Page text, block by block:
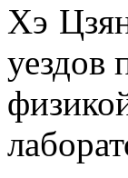
Хэ
уездов